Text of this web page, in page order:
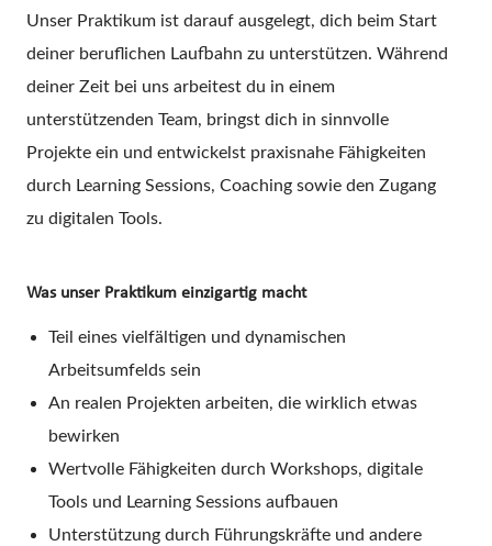
Unser Praktikum ist darauf ausgelegt, dich beim Start
deiner beruflichen Laufbahn zu unterstützen. Während
deiner Zeit bei uns arbeitest du in einem
unterstützenden Team, bringst dich in sinnvolle
Projekte ein und entwickelst praxisnahe Fähigkeiten
durch Learning Sessions, Coaching sowie den Zugang
zu digitalen Tools.
Was unser Praktikum einzigartig macht
Teil eines vielfältigen und dynamischen
Arbeitsumfelds sein
An realen Projekten arbeiten, die wirklich etwas
bewirken
Wertvolle Fähigkeiten durch Workshops, digitale
Tools und Learning Sessions aufbauen
Unterstützung durch Führungskräfte und andere